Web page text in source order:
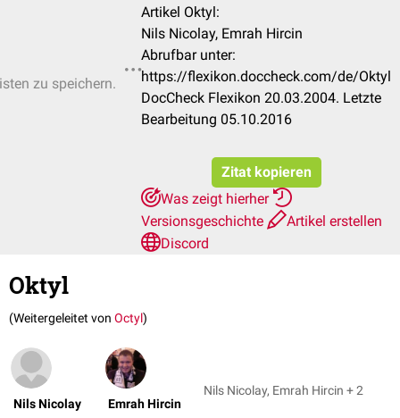
zu speichern.
Artikel Oktyl:
Nils Nicolay, Emrah Hircin
Abrufbar unter:
https://flexikon.doccheck.com/de/Oktyl
DocCheck Flexikon 20.03.2004. Letzte
Bearbeitung 05.10.2016
Zitat kopieren
Was zeigt hierher
Versionsgeschichte
Artikel erstellen
Discord
Oktyl
(Weitergeleitet von Octyl)
Nils Nicolay Emrah Hircin
Nils Nicolay, Emrah Hircin + 2